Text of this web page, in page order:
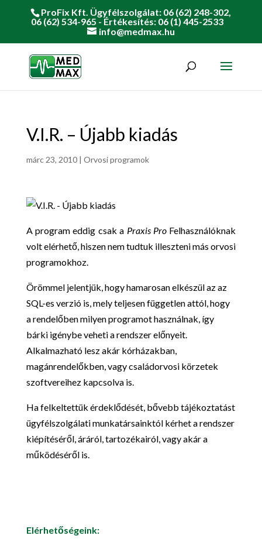
ProFix Kft. Ügyfélszolgálat: 06 (62) 248-302,
06 (62) 534-965 - Értékesítés: 06 (1) 445-2533
info@medmax.hu
V.I.R. – Újabb kiadás
márc 23, 2010| Orvosi programok
A program eddig csak a Praxis Pro Felhasználóknak
volt elérhető, hiszen nem tudtuk illeszteni más orvosi
programokhoz.
Örömmel jelentjük, hogy hamarosan elkészül az az
SQL-es verzió is, mely teljesen független attól, hogy
a rendelőben milyen programot használnak, így
bárki igénybe veheti a rendszer előnyeit.
Alkalmazható lesz akár kórházakban,
magánrendelőkben, vagy családorvosi körzetek
szoftvereihez kapcsolva is.
Ha felkeltettük érdeklődését, bővebb tájékoztatást
ügyfélszolgálati munkatársainktól kérhet a rendszer
kiépítéséről, áráról, tartozékairól, vagy akár a
működéséről is.
Elérhetőségeink: